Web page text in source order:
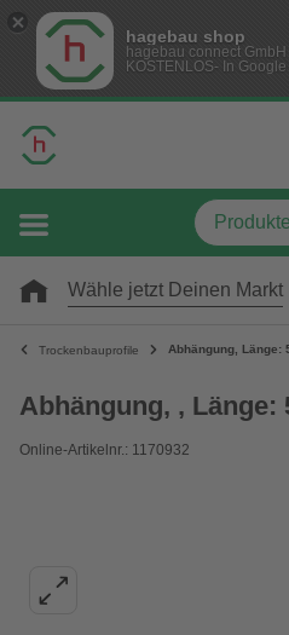
hagebau shop
hagebau connect GmbH
KOSTENLOS- In
Wähle jetzt Deinen Markt
Trockenbauprofile Abhängung, Länge:
Abhängung, ,
Online-Artikelnr.: 1170932